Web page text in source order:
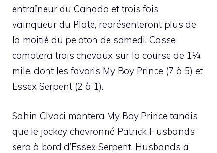
entraîneur du Canada et trois fois
vainqueur du Plate, représenteront plus de
la moitié du peloton de samedi. Casse
comptera trois chevaux sur la course de 1¼
mile, dont les favoris My Boy Prince (7 à 5) et
Essex Serpent (2 à 1).
Sahin Civaci montera My Boy Prince tandis
que le jockey chevronné Patrick Husbands
sera à bord d’Essex Serpent. Husbands a